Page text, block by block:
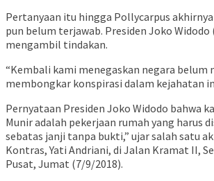
Pertanyaan itu hingga Pollycarpus
pun belum terjawab. Presiden Joko Widodo
mengambil tindakan.
“Kembali kami menegaskan negara belum
membongkar konspirasi dalam kejahatan
Pernyataan Presiden Joko Widodo bahwa
Munir adalah pekerjaan rumah yang harus
sebatas janji tanpa bukti,” ujar salah satu
Kontras, Yati Andriani, di Jalan Kramat II,
Pusat, Jumat (7/9/2018).